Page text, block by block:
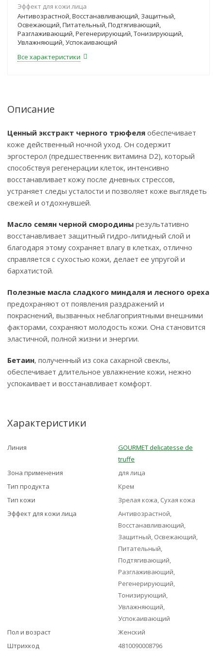
Эффект для кожи лица
Антивозрастной, Восстанавливающий, Защитный,
Освежающий, Питательный, Подтягивающий,
Разглаживающий, Регенерирующий, Тонизирующий,
Увлажняющий, Успокаивающий
Все характеристики
Описание
Ценный экстракт черного трюфеля обеспечивает
коже действенный ночной уход. Он содержит
эргостерол (предшественник витамина D2), который
способствуя регенерации клеток, интенсивно
восстанавливает кожу после дневных стрессов,
устраняет следы усталости и позволяет коже выглядеть
свежей и отдохнувшей.
Масло семян черной смородины результативно
восстанавливает защитный гидро-липидный слой и
благодаря этому сохраняет влагу в клетках, отлично
справляется с сухостью кожи, делает ее упругой и
бархатистой.
Полезные масла сладкого миндаля и лесного ореха
предохраняют от появления раздражений и
покраснений, вызванных неблагоприятными внешними
факторами, сохраняют молодость кожи. Она становится
эластичной, полной жизни и энергии.
Бетаин, полученный из сока сахарной свеклы,
обеспечивает длительное увлажнение кожи, нежно
успокаивает и восстанавливает комфорт.
Характеристики
Линия
GOURMET delicatesse de
truffe
Зона применения
для лица
Тип продукта
Крем
Тип кожи
Зрелая кожа, Сухая кожа
Эффект для кожи лица
Антивозрастной,
Восстанавливающий,
Защитный, Освежающий,
Питательный,
Подтягивающий,
Разглаживающий,
Регенерирующий,
Тонизирующий,
Увлажняющий,
Успокаивающий
Пол и возраст
Женский
Штрихкод
4810090008796